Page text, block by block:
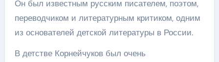
Он был известным русским писателем, поэтом,
переводчиком и литературным критиком, одним
из основателей детской литературы в России.
В детстве Корнейчуков был очень